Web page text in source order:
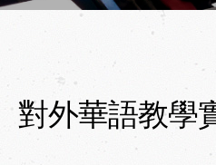
繁體中文 /
對外華語教學